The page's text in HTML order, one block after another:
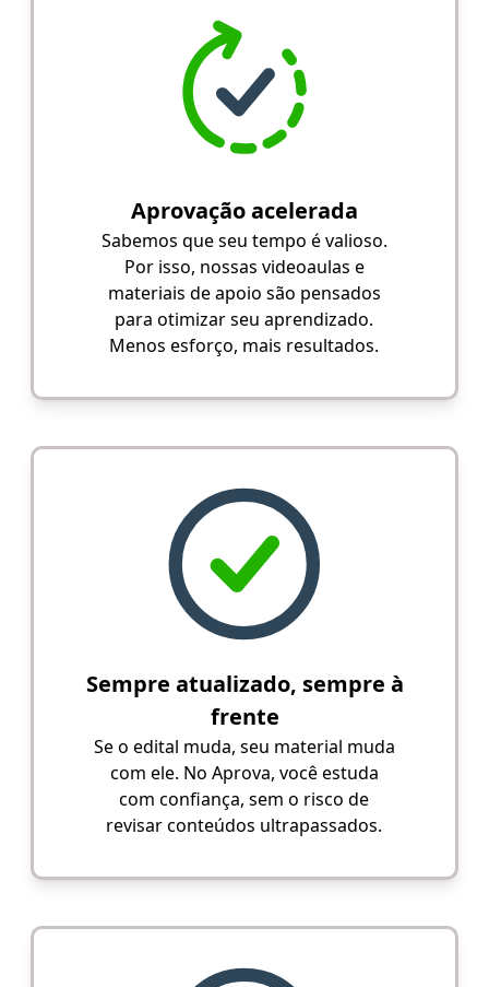
Aprovação acelerada
Sabemos que seu tempo é valioso.
Por isso, nossas videoaulas e
materiais de apoio são pensados
para otimizar seu aprendizado.
Menos esforço, mais resultados.
Sempre atualizado, sempre à
frente
Se o edital muda, seu material muda
com ele. No Aprova, você estuda
com confiança, sem o risco de
revisar conteúdos ultrapassados.